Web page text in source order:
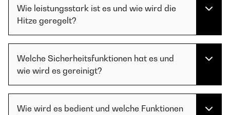
Wie leistungsstark ist es und wie wird die
Hitze geregelt?
Welche Sicherheitsfunktionen hat es und
wie wird es gereinigt?
Wie wird es bedient und welche Funktionen